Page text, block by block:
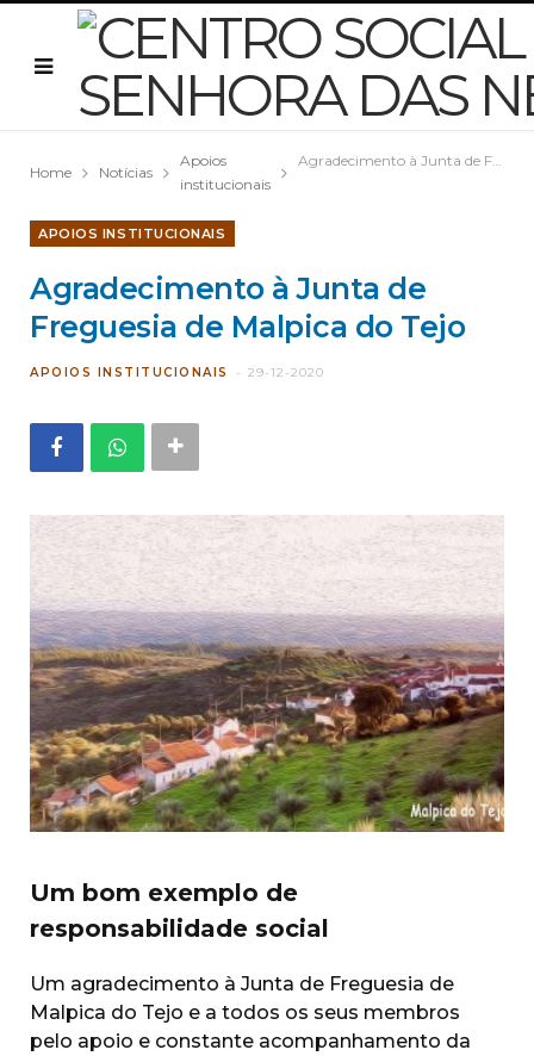
Home Notícias
Apoios
institucionais
Agradecimento à Junta de Freguesia de Malpica do Tejo
APOIOS INSTITUCIONAIS
Agradecimento à Junta de
Freguesia de Malpica do Tejo
APOIOS INSTITUCIONAIS 29-12-2020
Um bom exemplo de
responsabilidade social
Um agradecimento à Junta de Freguesia de
Malpica do Tejo e a todos os seus membros
pelo apoio e constante acompanhamento da